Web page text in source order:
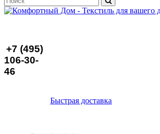
Быстрая доставка
+7 (495)
106-30-
46